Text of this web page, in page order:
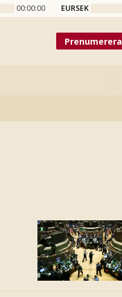
00:00:00 EURSEK
Prenumerera